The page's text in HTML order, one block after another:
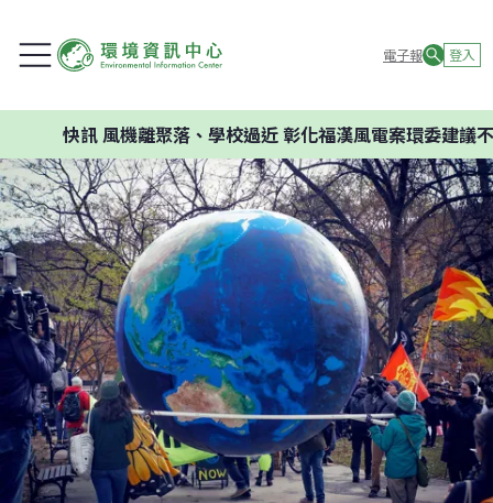
電子報 登入
風機離聚落、學校過近 彰化福漢風電案環委建議不應開發